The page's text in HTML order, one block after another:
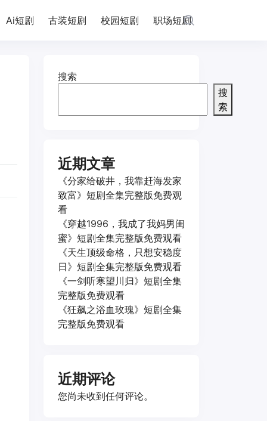
Ai短剧 古装短剧 校园短剧 职场短剧
搜索
搜
索
近期文章
《分家给破井，我靠赶海发家
致富》短剧全集完整版免费观
看
《穿越1996，我成了我妈男闺
蜜》短剧全集完整版免费观看
《天生顶级命格，只想安稳度
日》短剧全集完整版免费观看
《一剑听寒望川归》短剧全集
完整版免费观看
《狂飙之浴血玫瑰》短剧全集
完整版免费观看
近期评论
您尚未收到任何评论。